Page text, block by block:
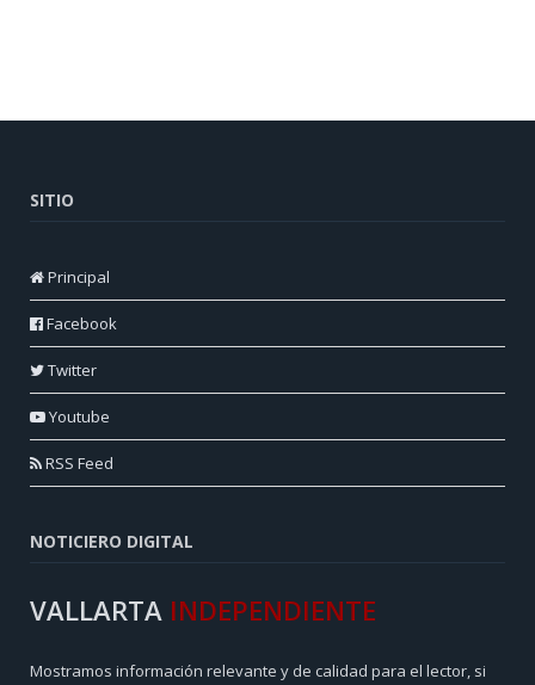
SITIO
Principal
Facebook
Twitter
Youtube
RSS Feed
NOTICIERO DIGITAL
VALLARTA INDEPENDIENTE
Mostramos información relevante y de calidad para el lector, si